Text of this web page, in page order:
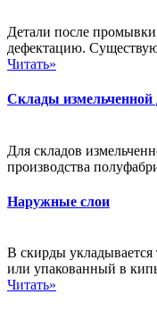
Детали после
дефектацию.
Читать»
Склады измельченной
Для складов
производства
Наружные слои
В скирды укладывается
или упакованный в
Читать»